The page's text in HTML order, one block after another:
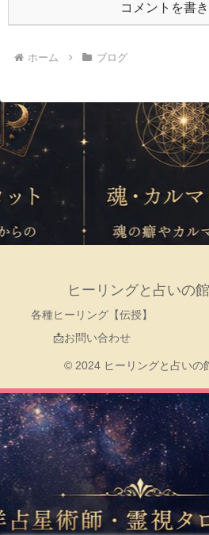
コメントを書
ホーム ブログ
ヒーリングと占いの
各種ヒーリング【伝授】
📩お問い合わせ
© 2024 ヒーリングと占いの